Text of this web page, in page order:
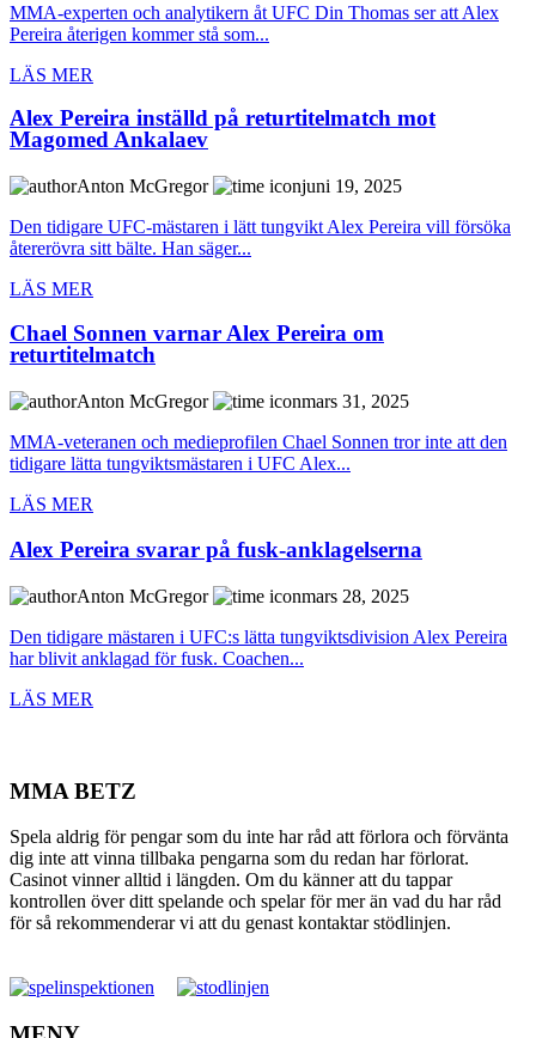
MMA-experten och analytikern åt UFC Din Thomas ser att Alex
Pereira återigen kommer stå som...
LÄS MER
Alex Pereira inställd på returtitelmatch mot
Magomed Ankalaev
Anton McGregor
juni 19, 2025
Den tidigare UFC-mästaren i lätt tungvikt Alex Pereira vill försöka
återerövra sitt bälte. Han säger...
LÄS MER
Chael Sonnen varnar Alex Pereira om
returtitelmatch
Anton McGregor
mars 31, 2025
MMA-veteranen och medieprofilen Chael Sonnen tror inte att den
tidigare lätta tungviktsmästaren i UFC Alex...
LÄS MER
Alex Pereira svarar på fusk-anklagelserna
Anton McGregor
mars 28, 2025
Den tidigare mästaren i UFC:s lätta tungviktsdivision Alex Pereira
har blivit anklagad för fusk. Coachen...
LÄS MER
MMA BETZ
Spela aldrig för pengar som du inte har råd att förlora och förvänta
dig inte att vinna tillbaka pengarna som du redan har förlorat.
Casinot vinner alltid i längden. Om du känner att du tappar
kontrollen över ditt spelande och spelar för mer än vad du har råd
för så rekommenderar vi att du genast kontaktar stödlinjen.